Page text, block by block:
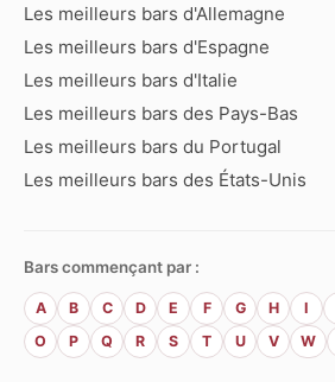
Les meilleurs bars d'Allemagne
Les meilleurs bars d'Espagne
Les meilleurs bars d'Italie
Les meilleurs bars des Pays-Bas
Les meilleurs bars du Portugal
Les meilleurs bars des États-Unis
Bars commençant par :
A B C D E F G H I
O
P Q R S T U V W